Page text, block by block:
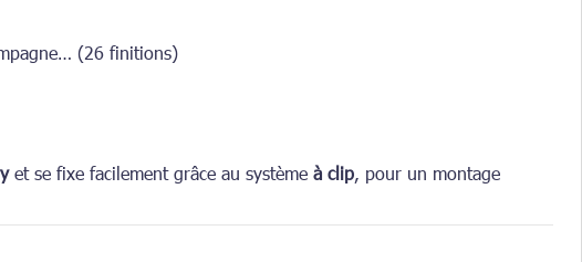
(26 finitions)
et se fixe facilement grâce au système à clip, pour un montage